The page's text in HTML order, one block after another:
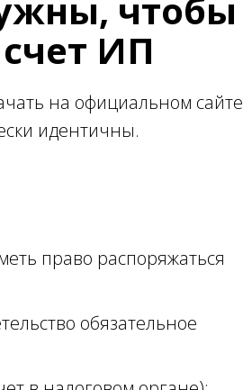
чтобы
ИП
на официальном сайте
идентичны.
право распоряжаться
обязательное